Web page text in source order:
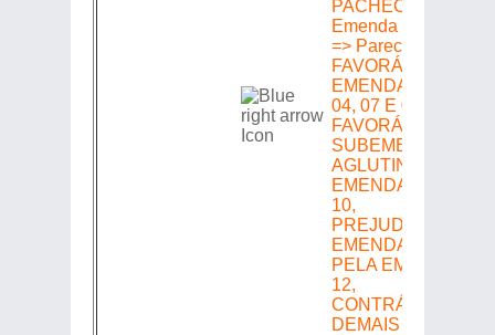
PACHECO =>
Emenda 1606/2019
=> Parecer:
FAVORÁVEL ÀS
EMENDAS N.ºS 03,
04, 07 E 08,
FAVORÁVEL COM
SUBEMENDA
AGLUTINATIVA ÀS
EMENDAS N.ºS 05
10,
PREJUDICADA A
EMENDA N.º 04
PELA EMENDA N.º
12,
CONTRÁRIO AS
DEMAIS